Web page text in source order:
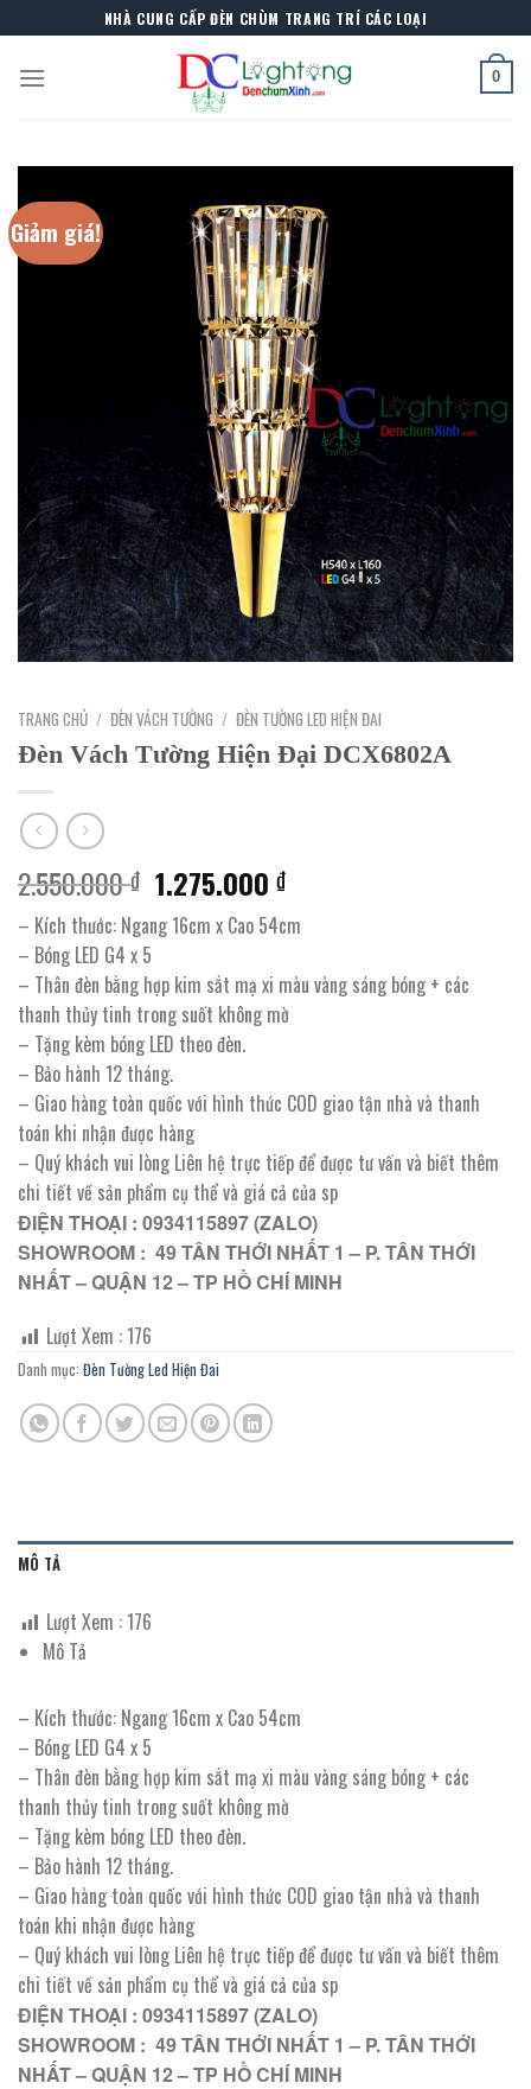
to
content
NHÀ CUNG CẤP ĐÈN CHÙM TRANG TRÍ CÁC LOẠI
0
Giảm giá!
TRANG CHỦ / ĐÈN VÁCH TƯỜNG / ĐÈN TƯỜNG LED HIỆN ĐAI
Đèn Vách Tường Hiện Đại DCX6802A
2.550.000₫ Giá
gốc
là:
2.550.000 ₫.
1.275.000₫Giá
hiện
tại
là:
1.275.000 ₫.
– Kích thước: Ngang 16cm x Cao 54cm
– Bóng LED G4 x 5
– Thân đèn bằng hợp kim sắt mạ xi màu vàng sáng bóng + các
thanh thủy tinh trong suốt không mờ
– Tặng kèm bóng LED theo đèn.
– Bảo hành 12 tháng.
– Giao hàng toàn quốc với hình thức COD giao tận nhà và thanh
toán khi nhận được hàng
– Quý khách vui lòng Liên hệ trực tiếp để được tư vấn và biết thêm
chi tiết về sản phẩm cụ thể và giá cả của sp
ĐIỆN THOẠI : 0934115897 (ZALO)
SHOWROOM : 49 TÂN THỚI NHẤT 1 – P. TÂN THỚI
NHẤT – QUẬN 12 – TP HỒ CHÍ MINH
Lượt Xem :176
Danh mục: Đèn Tường Led Hiện Đai
MÔ TẢ
Lượt Xem :176
Mô Tả
– Kích thước: Ngang 16cm x Cao 54cm
– Bóng LED G4 x 5
– Thân đèn bằng hợp kim sắt mạ xi màu vàng sáng bóng + các
thanh thủy tinh trong suốt không mờ
– Tặng kèm bóng LED theo đèn.
– Bảo hành 12 tháng.
– Giao hàng toàn quốc với hình thức COD giao tận nhà và thanh
toán khi nhận được hàng
– Quý khách vui lòng Liên hệ trực tiếp để được tư vấn và biết thêm
chi tiết về sản phẩm cụ thể và giá cả của sp
ĐIỆN THOẠI : 0934115897 (ZALO)
SHOWROOM : 49 TÂN THỚI NHẤT 1 – P. TÂN THỚI
NHẤT – QUẬN 12 – TP HỒ CHÍ MINH